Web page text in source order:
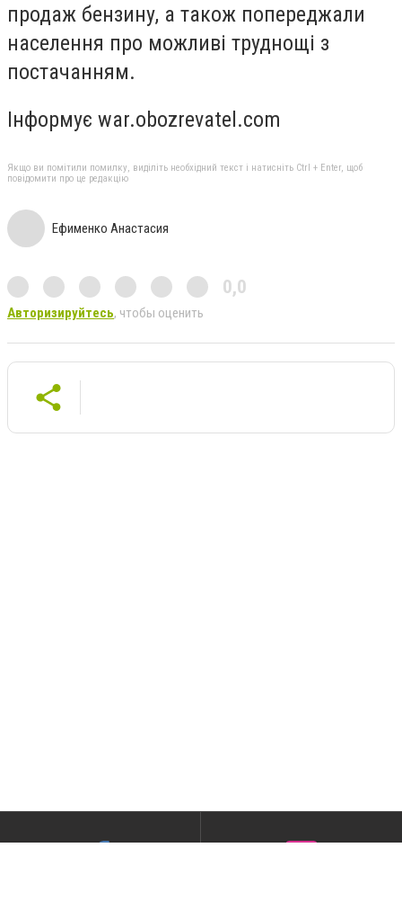
продаж бензину, а також попереджали
населення про можливі труднощі з
постачанням.
Інформує war.obozrevatel.com
Якщо ви помітили помилку, виділіть необхідний текст і натисніть Ctrl + Enter, щоб
повідомити про це редакцію
Ефименко Анастасия
0,0
Авторизируйтесь, чтобы оценить